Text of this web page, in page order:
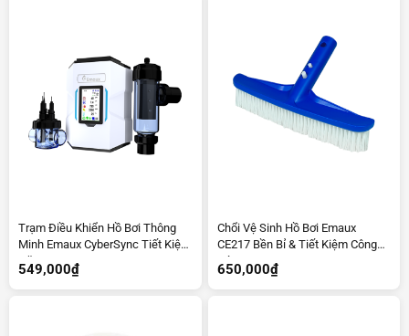
Trạm Điều Khiển Hồ Bơi Thông
Minh Emaux CyberSync Tiết Kiệm
Năng Lượng
549,000₫
Chổi Vệ Sinh Hồ Bơi Emaux
CE217 Bền Bỉ & Tiết Kiệm Công
Sức
650,000₫